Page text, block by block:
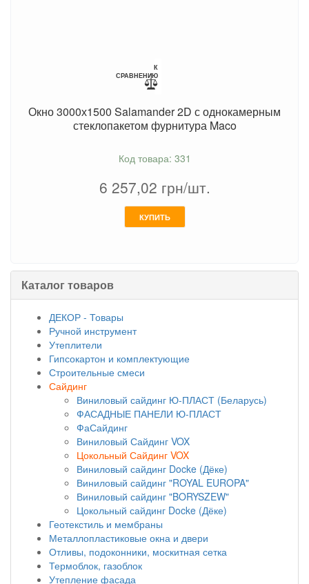
К
СРАВНЕНИЮ
Окно 3000х1500 Salamander 2D с однокамерным
стеклопакетом фурнитура Maco
Код товара: 331
6 257,02 грн/шт.
КУПИТЬ
Каталог товаров
ДЕКОР - Товары
Ручной инструмент
Утеплители
Гипсокартон и комплектующие
Строительные смеси
Сайдинг
Виниловый сайдинг Ю-ПЛАСТ (Беларусь)
ФАСАДНЫЕ ПАНЕЛИ Ю-ПЛАСТ
ФаСайдинг
Виниловый Сайдинг VOX
Цокольный Сайдинг VOX
Виниловый сайдинг Docke (Дёке)
Виниловый сайдинг "ROYAL EUROPA"
Виниловый сайдинг "BORYSZEW"
Цокольный сайдинг Docke (Дёке)
Геотекстиль и мембраны
Металлопластиковые окна и двери
Отливы, подоконники, москитная сетка
Термоблок, газоблок
Утепление фасада